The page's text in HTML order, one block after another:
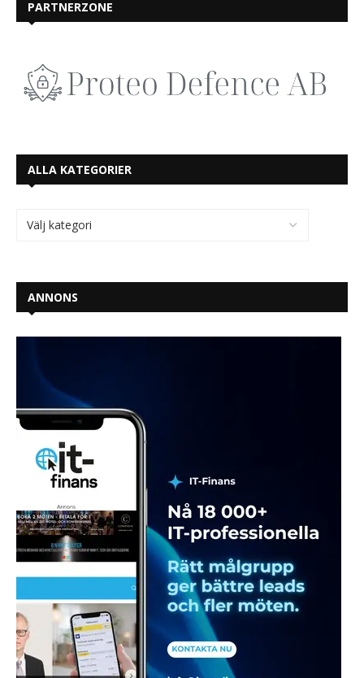
PARTNERZONE
ALLA KATEGORIER
ANNONS